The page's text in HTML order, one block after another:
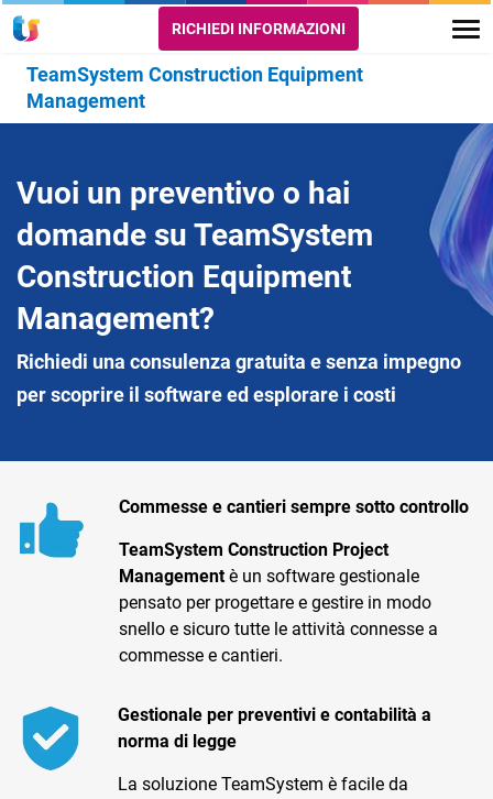
Ecommerce
Email Marketing
RICHIEDI INFORMAZIONI
TeamSystem Construction Equipment
Management
Vuoi un preventivo o hai
domande su TeamSystem
Construction Equipment
Management?
Richiedi una consulenza gratuita e senza impegno
per scoprire il software ed esplorare i costi
Commesse e cantieri sempre sotto controllo
TeamSystem Construction Project
Managementè un software gestionale
pensato per progettare e gestire in modo
snello e sicuro tutte le attività connesse a
commesse e cantieri.
Gestionale per preventivi e contabilità a
norma di legge
La soluzione TeamSystem è facile da